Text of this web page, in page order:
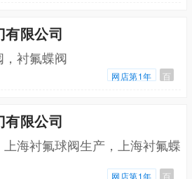
限公司
衬氟蝶阀
网店第1年 百
限公司
上海衬氟球阀生产，上海衬氟蝶
网店第1年 百